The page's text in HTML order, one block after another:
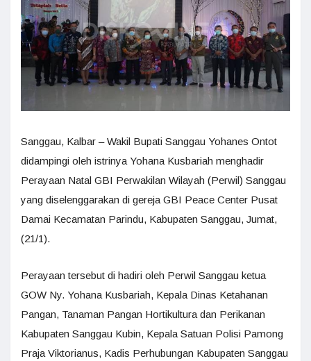
Sanggau, Kalbar – Wakil Bupati Sanggau Yohanes Ontot
didampingi oleh istrinya Yohana Kusbariah menghadir
Perayaan Natal GBI Perwakilan Wilayah (Perwil) Sanggau
yang diselenggarakan di gereja GBI Peace Center Pusat
Damai Kecamatan Parindu, Kabupaten Sanggau, Jumat,
(21/1).
Perayaan tersebut di hadiri oleh Perwil Sanggau ketua
GOW Ny. Yohana Kusbariah, Kepala Dinas Ketahanan
Pangan, Tanaman Pangan Hortikultura dan Perikanan
Kabupaten Sanggau Kubin, Kepala Satuan Polisi Pamong
Praja Viktorianus, Kadis Perhubungan Kabupaten Sanggau